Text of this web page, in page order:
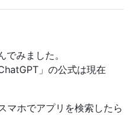
みました。
」の公式は現在
マホでアプリを検索したら